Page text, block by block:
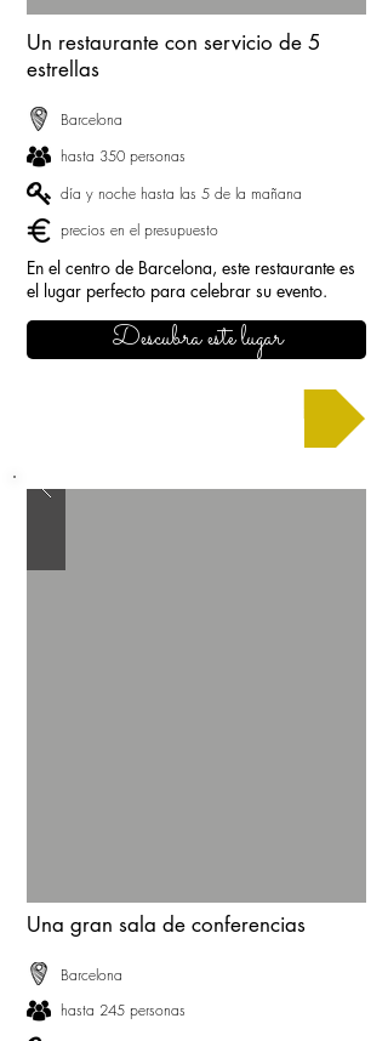
Un restaurante con servicio de 5
estrellas
Barcelona
hasta 350 personas
día y noche hasta las 5 de la mañana
precios en el presupuesto
En el centro de Barcelona, este restaurante es
el lugar perfecto para celebrar su evento.
Descubra este lugar
Una gran sala de conferencias
Barcelona
hasta 245 personas